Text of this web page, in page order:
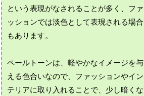
という表現がなされることが多く、ファ
ッションでは淡色として表現される場合
もあります。
ペールトーンは、軽やかなイメージを与
える色合いなので、ファッションやイン
テリアに取り入れることで、少し暗くな